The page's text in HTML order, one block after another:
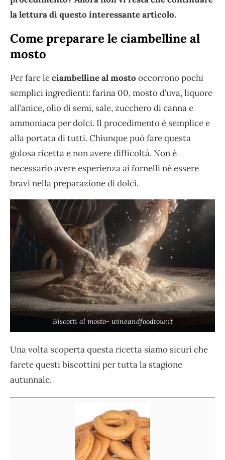
la lettura di questo interessante articolo.
Come preparare le ciambelline al
mosto
Per fare leciambelline al mosto occorrono pochi
semplici ingredienti: farina 00, mosto d’uva, liquore
all’anice, olio di semi, sale, zucchero di canna e
ammoniaca per dolci. Il procedimento è semplice e
alla portata di tutti. Chiunque può fare questa
golosa ricetta e non avere difficoltà. Non è
necessario avere esperienza ai fornelli né essere
bravi nella preparazione di dolci.
Biscotti al mosto- wineandfoodtour.it
Una volta scoperta questa ricetta siamo sicuri che
farete questi biscottini per tutta la stagione
autunnale.